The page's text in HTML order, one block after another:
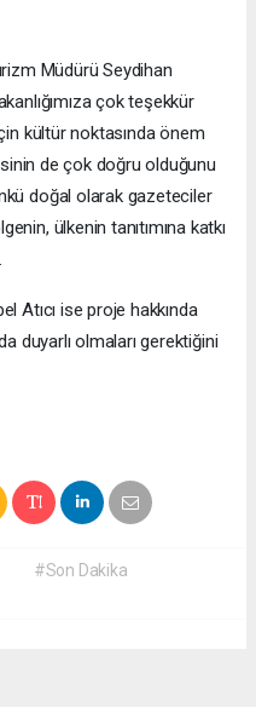
Müdürü Seydihan
çok teşekkür
kültür noktasında önem
de çok doğru olduğunu
doğal olarak gazeteciler
ülkenin tanıtımına katkı
Atıcı ise proje hakkında
duyarlı olmaları gerektiğini
#Son Dakika